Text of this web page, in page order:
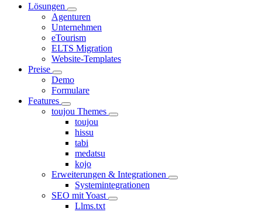
Lösungen
Agenturen
Unternehmen
eTourism
ELTS Migration
Website-Templates
Preise
Demo
Formulare
Features
toujou Themes
toujou
hissu
tabi
medatsu
kojo
Erweiterungen & Integrationen
Systemintegrationen
SEO mit Yoast
Llms.txt